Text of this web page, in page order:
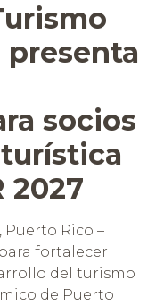
presenta
socios
2027
Puerto Rico –
fortalecer
del turismo
de Puerto